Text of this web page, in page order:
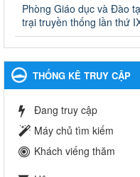
Hướng dẫn thực hiện
2024-2025
Hướng dẫn thực hiện
2025
Ngày ban hành: 26/09/2024
Tổ chức các hoạt động hè
Ngày ban hành: 24/05/2024
Tổ chức phong trào
Phòng Giáo dục và Đào
trại truyền thống lần thứ
THỐNG KÊ TRUY CẬP
Đang truy cập
Máy chủ tìm kiếm
Khách viếng thăm